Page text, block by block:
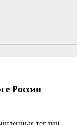
России
теплиц